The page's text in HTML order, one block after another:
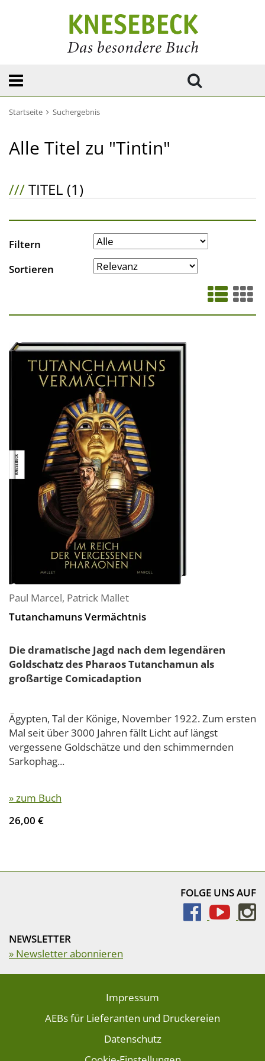
Startseite Suchergebnis
Alle Titel zu "Tintin"
///TITEL (1)
Filtern
Sortieren
Paul Marcel, Patrick Mallet
Tutanchamuns Vermächtnis
Die dramatische Jagd nach dem legendären
Goldschatz des Pharaos Tutanchamun als
großartige Comicadaption
Ägypten, Tal der Könige, November 1922. Zum ersten
Mal seit über 3000 Jahren fällt Licht auf längst
vergessene Goldschätze und den schimmernden
Sarkophag...
» zum Buch
26,00 €
FOLGE UNS AUF
NEWSLETTER
» Newsletter abonnieren
Impressum
AEBs für Lieferanten und Druckereien
Datenschutz